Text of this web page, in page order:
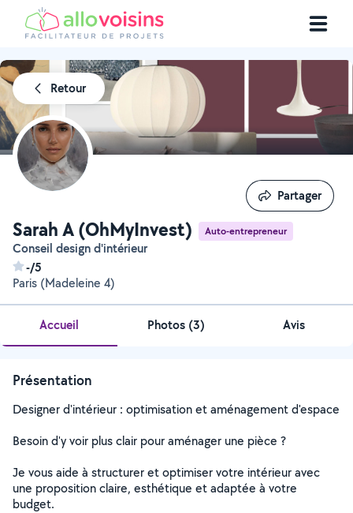
Retour
Sarah A (OhMyInvest) Auto-entrepreneur
Conseil design d'intérieur
-/5
Paris (Madeleine 4)
Partager
Partager
Accueil Photos (3) Avis
Présentation
Designer d'intérieur : optimisation et aménagement d'espace
Besoin d'y voir plus clair pour aménager une pièce ?
Je vous aide à structurer et optimiser votre intérieur avec
une proposition claire, esthétique et adaptée à votre
budget.